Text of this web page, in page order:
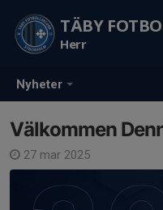
Nyheter
TÄBY
Herr
Välkommen
27 mar 2025